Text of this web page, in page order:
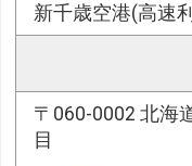
新千歳空港(高速
〒060-0002 北海
目